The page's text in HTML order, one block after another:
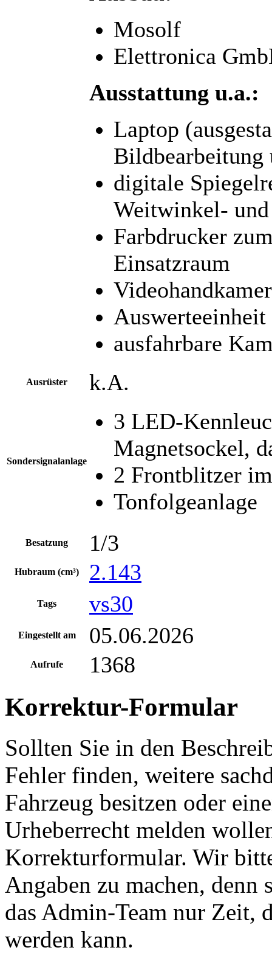
Mosolf
Elettronica
Ausstattung u.a.:
Laptop
Bildbearbeitung
digitale
Weitwinkel-
Farbdrucker
Einsatzraum
ausfahrbare
Ausrüster k.A.
Sondersignalanlage
3 LED-
Magnetsockel,
2 Frontblitzer
Tonfolgeanlage
Besatzung 1/3
Hubraum (cm³) 2.143
Tags vs30
Eingestellt am 05.06.2026
Aufrufe 1368
Korrektur-Formular
Sollten Sie in den
Fehler finden, weitere
Fahrzeug besitzen oder
Urheberrecht melden
Korrekturformular. Wir
Angaben zu machen,
das Admin-Team nur Zeit,
werden kann.